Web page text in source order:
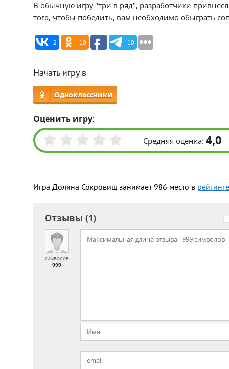
В обычную игру "три в ряд", разработчики
того, чтобы победить, вам необходимо обыграть
2 10 10
Начать игру в
Одноклассники
Оценить игру:
Средняя оценка: 4,0
Игра Долина Сокровищ занимает 986 место в
Отзывы (1)
символов
999